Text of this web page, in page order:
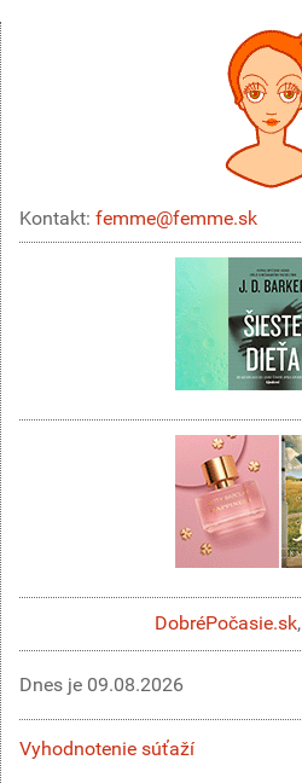
Kontakt: femme@femme.sk
DobréPočasie.sk,
Dnes je 09.08.2026
Vyhodnotenie súťaží